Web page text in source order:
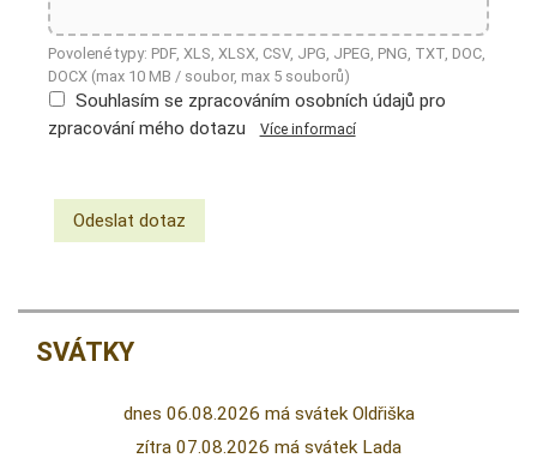
Povolené typy: PDF, XLS, XLSX, CSV, JPG, JPEG, PNG, TXT, DOC,
DOCX (max 10 MB / soubor, max 5 souborů)
Souhlasím se zpracováním osobních údajů pro
zpracování mého dotazu
Více informací
SVÁTKY
dnes 06.08.2026 má svátek Oldřiška
zítra 07.08.2026 má svátek Lada